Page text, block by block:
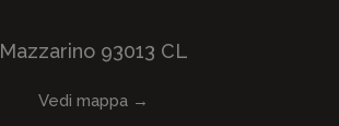
Mazzarino 93013 CL
Vedi mappa →